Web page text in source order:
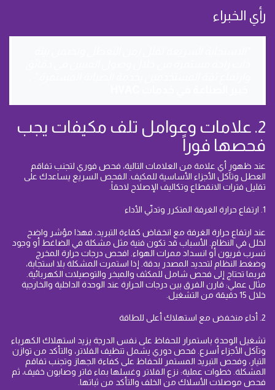
رأي الخبراء
2. علامات وعوامل تلف مكيفات يجب
فحصها فوراً
عند ظهور أي علامة من العلامات التالية، فحص فوري لتجنب تفاقم
العطل وتآكل الأجزاء الأساسية للمكيف. الفحص السريع يساعدك على
تقليل فترات الانقطاع وتكاليف الإصلاح لاحقاً.
1. ارتفاع حرارة الغرفة المتكرر وتدنّي الأداء
عند ارتفاع حرارة الغرفة مع انخفاض كفاءة التبريد، فهذا مؤشر واضح
لخلل في النظام. الأسباب قد تكون فنية مثل مشكلة في الضاغط أو وجود
تسرب فريون أو انسداد ممرات الهواء. افحص درجات حرارة المخرج
وضغط النظام لتحديد المصدر بدقة. إذا استمرت المشكلة بلا استجابة،
فربما تحتاج إلى فحص شامل للمكثف والمبخر والتوصيلات الكهربائية.
مثال عملي: قارن الفرق بين درجات الحرارة عند الوحدة الداخلية والخارجية
خلال 15 دقيقة من التشغيل.
2. أداء منخفض مع استهلاك أعلى للطاقة
تشغيل الوحدة باستمرار للحفاظ على نفس الدرجة يزيد استهلاك الكهرباء
وتآكل الأجزاء أسرع. فحص دوري يشمل تنظيف الفلاتر، والتأكد من توازن
التيار، وفحص التبريد المستمر للحفاظ على كفاءة الجهاز وتجنب تفاقم
المشكلة. خطوات عملية: نزع الفلاتر وغسلها بماء فاتر وصابون خفيف، ثم
فحص موصلات الأسلاك من الخلف والتأكد من ثباتها.